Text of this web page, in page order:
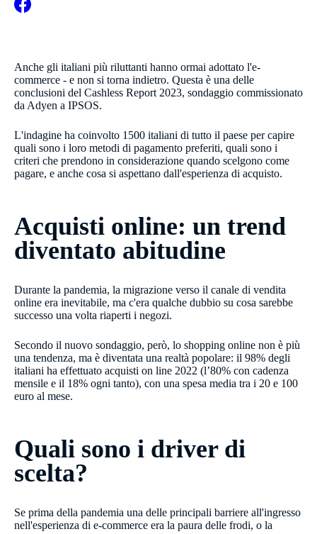
Anche gli italiani più riluttanti hanno ormai adottato l'e-
commerce - e non si torna indietro. Questa è una delle
conclusioni del Cashless Report 2023, sondaggio commissionato
da Adyen a IPSOS.
L'indagine ha coinvolto 1500 italiani di tutto il paese per capire
quali sono i loro metodi di pagamento preferiti, quali sono i
criteri che prendono in considerazione quando scelgono come
pagare, e anche cosa si aspettano dall'esperienza di acquisto.
Acquisti online: un trend
diventato abitudine
Durante la pandemia, la migrazione verso il canale di vendita
online era inevitabile, ma c'era qualche dubbio su cosa sarebbe
successo una volta riaperti i negozi.
Secondo il nuovo sondaggio, però, lo shopping online non è più
una tendenza, ma è diventata una realtà popolare: il 98% degli
italiani ha effettuato acquisti on line 2022 (l’80% con cadenza
mensile e il 18% ogni tanto), con una spesa media tra i 20 e 100
euro al mese.
Quali sono i driver di
scelta?
Se prima della pandemia una delle principali barriere all'ingresso
nell'esperienza di e-commerce era la paura delle frodi, o la